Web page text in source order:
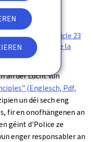
fixant le
prévu à l’article 23
générale de la
an der Lucht vun
(Englesch, Pdf,
un déi sech eng
fir en onofhängenen an
géint d'Police ze
enger responsabler an